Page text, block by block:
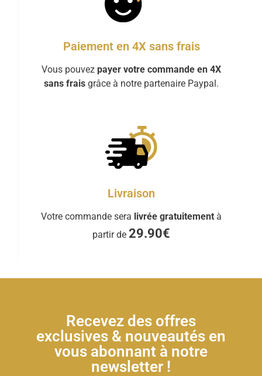
Paiement en 4X sans frais
Vous pouvez payer votre commande en 4X
sans frais grâce à notre partenaire Paypal.
Livraison
Votre commande sera livrée gratuitement à
partir de 29.90€
Recevez des offres
exclusives & nouveautés en
vous abonnant à notre
newsletter !